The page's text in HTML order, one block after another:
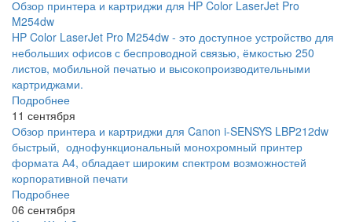
Обзор принтера и картриджи для HP Color LaserJet Pro
M254dw
HP Color LaserJet Pro M254dw - это доступное устройство для
небольших офисов с беспроводной связью, ёмкостью 250
листов, мобильной печатью и высокопроизводительными
картриджами.
Подробнее
11 сентября
Обзор принтера и картриджи для Canon i-SENSYS LBP212dw
быстрый, однофункциональный монохромный принтер
формата А4, обладает широким спектром возможностей
корпоративной печати
Подробнее
06 сентября